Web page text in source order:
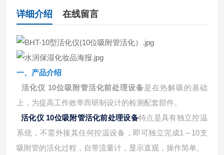
详细介绍 在线留言
一、产品介绍
活化仪 10位吸附管活化前处理设备是在热解吸的基础
上，为提高工作效率而研制设计的检测配套部件。
活化仪 10位吸附管活化前处理设备特点是具有独立控温
系统，不需外接其任何控温设备，即可独立完成1～10支
吸附管的活化过程，自带流量计，显示直观，操作简单。